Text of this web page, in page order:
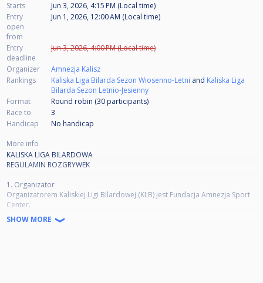
Starts
Jun 3, 2026, 4:15 PM (Local time)
Entry
open
from
Jun 1, 2026, 12:00 AM (Local time)
Entry
deadline
Jun 3, 2026, 4:00 PM (Local time)
Organizer
Amnezja Kalisz
Rankings
Kaliska Liga Bilarda Sezon Wiosenno-Letni and Kaliska Liga
Bilarda Sezon Letnio-Jesienny
Format
Round robin (30 participants)
Race to
3
Handicap
No handicap
More info
KALISKA LIGA BILARDOWA
REGULAMIN ROZGRYWEK
1. Organizator
Organizatorem Kaliskiej Ligi Bilardowej (KLB) jest Fundacja Amnezja Sport
Center.
2. Termin rozgrywek
SHOW MORE